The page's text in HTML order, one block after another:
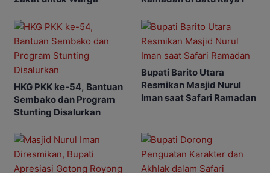
HKG PKK ke-54, Bantuan
Sembako dan Program
Stunting Disalurkan
Bupati Barito Utara
Resmikan Masjid Nurul
Iman saat Safari Ramadan